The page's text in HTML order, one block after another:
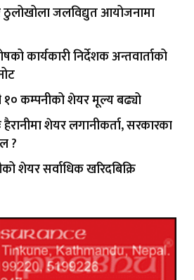
जलविद्युत आयोजनामा
कार्यकारी निर्देशक अन्तवार्ताको
१० कम्पनीको शेयर मूल्य बढ्यो
हैरानीमा शेयर लगानीकर्ता, सरकारका
?
शेयर सर्वाधिक खरिदबिक्रि